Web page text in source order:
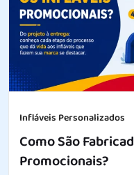
Infláveis Personalizados
Como São
Promocionais?